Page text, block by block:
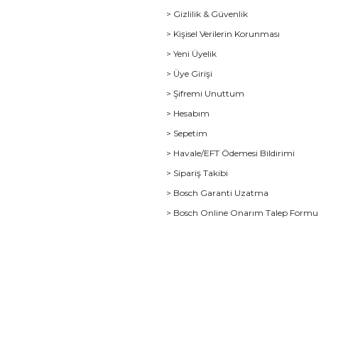
> Gizlilik & Güvenlik
> Kişisel Verilerin Korunması
> Yeni Üyelik
> Üye Girişi
> Şifremi Unuttum
> Hesabım
> Sepetim
> Havale/EFT Ödemesi Bildirimi
> Sipariş Takibi
> Bosch Garanti Uzatma
> Bosch Online Onarım Talep Formu